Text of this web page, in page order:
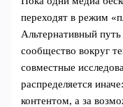
переходят в режим
Альтернативный
сообщество вокруг
совместные
распределяется
контентом, а за